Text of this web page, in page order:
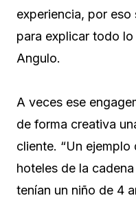
experiencia, por
para explicar todo lo
Angulo.
A veces ese
de forma creativa
cliente. “Un
hoteles de la
tenían un niño de 4